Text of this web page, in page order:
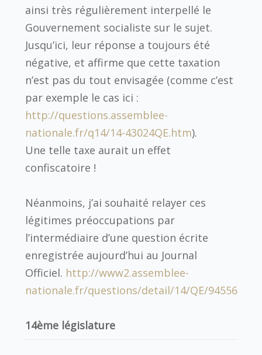
ainsi très régulièrement interpellé le
Gouvernement socialiste sur le sujet.
Jusqu’ici, leur réponse a toujours été
négative, et affirme que cette taxation
n’est pas du tout envisagée (comme c’est
par exemple le cas ici :
http://questions.assemblee-
nationale.fr/q14/14-43024QE.htm).
Une telle taxe aurait un effet
confiscatoire !
Néanmoins, j’ai souhaité relayer ces
légitimes préoccupations par
l’intermédiaire d’une question écrite
enregistrée aujourd’hui au Journal
Officiel. http://www2.assemblee-
nationale.fr/questions/detail/14/QE/94556
14ème législature